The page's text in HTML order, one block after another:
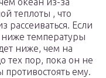
теплоты , что
рассеиваться. Если
ниже температуры
ниже, чем на
тех пор, пока он не
противостоять ему.